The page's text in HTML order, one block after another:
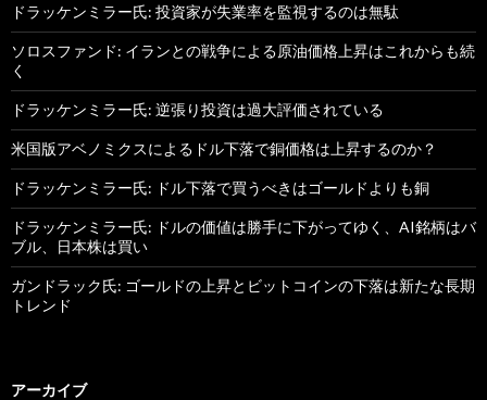
ドラッケンミラー氏: 投資家が失業率を監視するのは無駄
ソロスファンド: イランとの戦争による原油価格上昇はこれからも続
く
ドラッケンミラー氏: 逆張り投資は過大評価されている
米国版アベノミクスによるドル下落で銅価格は上昇するのか？
ドラッケンミラー氏: ドル下落で買うべきはゴールドよりも銅
ドラッケンミラー氏: ドルの価値は勝手に下がってゆく、AI銘柄はバ
ブル、日本株は買い
ガンドラック氏: ゴールドの上昇とビットコインの下落は新たな長期
トレンド
アーカイブ